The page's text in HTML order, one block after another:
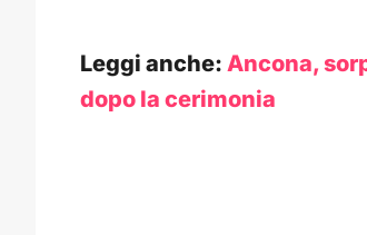
Leggi anche: Ancona,
dopo la cerimonia